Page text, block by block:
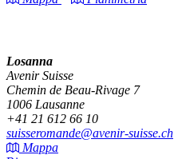
Losanna
Avenir Suisse
Chemin de Beau-Rivage 7
1006 Lausanne
+41 21 612 66 10
suisseromande@avenir-suisse.ch
Mappa